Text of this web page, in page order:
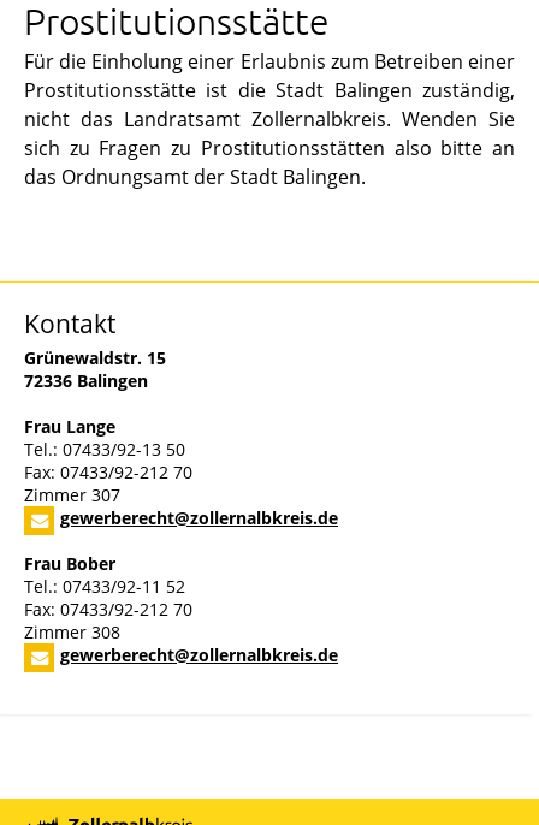
Kontakt
Grünewaldstr. 15
72336 Balingen
Frau Lange
Tel.: 07433/92-13 50
Fax: 07433/92-212 70
Zimmer 307
gewerberecht@zollernalbkreis.de
Frau Bober
Tel.: 07433/92-11 52
Fax: 07433/92-212 70
Zimmer 308
gewerberecht@zollernalbkreis.de
Prostitutionsstätte
Für die Einholung einer Erlaubnis zum Betreiben einer
Prostitutionsstätte ist die Stadt Balingen zuständig,
nicht das Landratsamt Zollernalbkreis. Wenden Sie
sich zu Fragen zu Prostitutionsstätten also bitte an
das Ordnungsamt der Stadt Balingen.